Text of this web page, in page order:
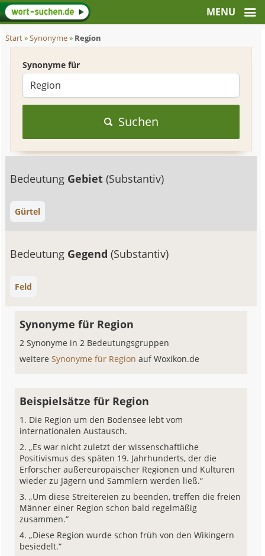
Start»Synonyme» Region
Synonyme für
Suchen
Bedeutung Gebiet(Substantiv)
Gürtel
Bedeutung Gegend(Substantiv)
Feld
Synonyme für Region
2 Synonyme in 2 Bedeutungsgruppen
weitereSynonyme für Regionauf Woxikon.de
Beispielsätze für Region
Die Region um den Bodensee lebt vom
internationalen Austausch.
„Es war nicht zuletzt der wissenschaftliche
Positivismus des späten 19. Jahrhunderts, der die
Erforscher außereuropäischer Regionen und Kulturen
wieder zu Jägern und Sammlern werden ließ.“
„Um diese Streitereien zu beenden, treffen die freien
Männer einer Region schon bald regelmäßig
zusammen.“
„Diese Region wurde schon früh von den Wikingern
besiedelt.“